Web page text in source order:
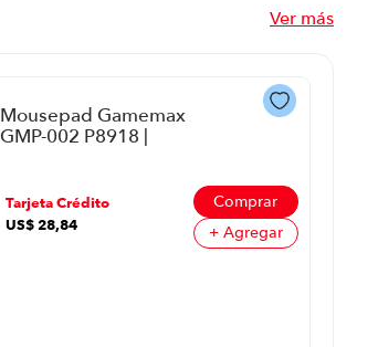
Ver más
Mousepad Gamemax
GMP-002 P8918 |
Tarjeta Crédito
US$ 28,84
Comprar
+ Agregar